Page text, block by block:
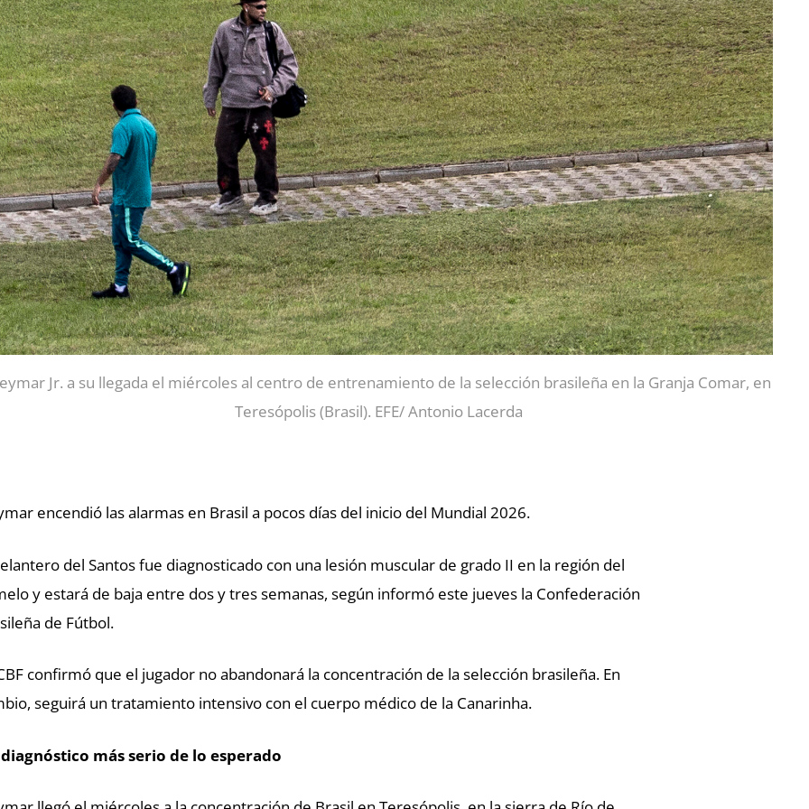
Jr. a su llegada el miércoles al centro de entrenamiento de la selección brasileña en la Granja Comar, en
Teresópolis (Brasil). EFE/ Antonio Lacerda
encendió las alarmas en Brasil a pocos días del inicio del Mundial 2026.
del Santos fue diagnosticado con una lesión muscular de grado II en la región del
y estará de baja entre dos y tres semanas, según informó este jueves la Confederación
de Fútbol.
confirmó que el jugador no abandonará la concentración de la selección brasileña. En
seguirá un tratamiento intensivo con el cuerpo médico de la Canarinha.
más serio de lo esperado